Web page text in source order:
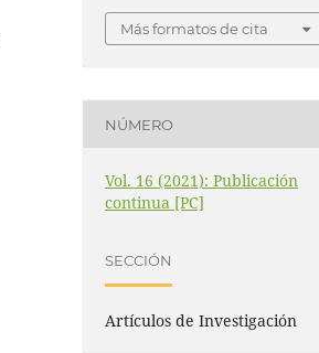
Más formatos de cita
NÚMERO
Vol. 16 (2021): Publicación
continua [PC]
SECCIÓN
Artículos de Investigación